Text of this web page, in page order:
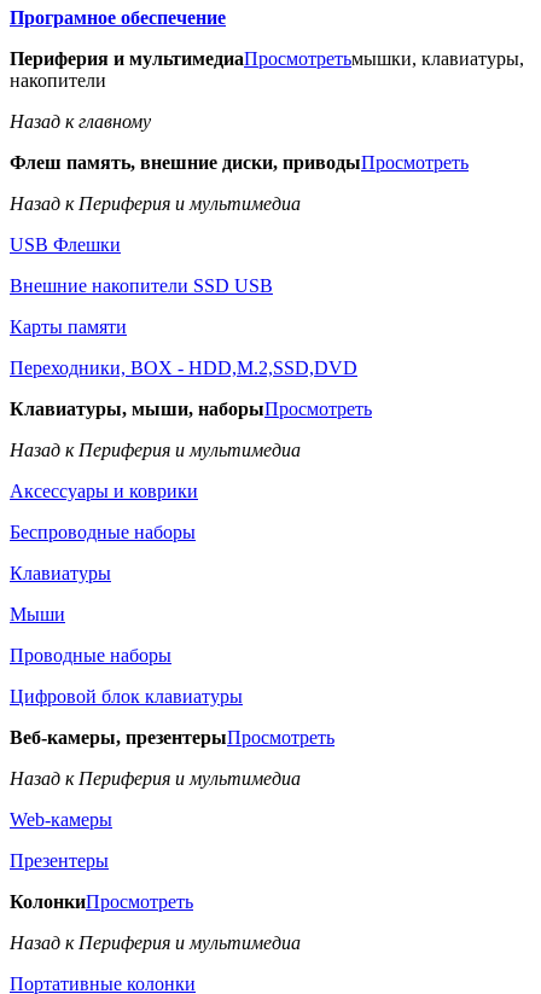
Програмное обеспечение
Периферия и мультимедиаПросмотретьмышки, клавиатуры,
накопители
Назад к главному
Флеш память, внешние диски, приводыПросмотреть
Назад к Периферия и мультимедиа
USB Флешки
Внешние накопители SSD USB
Карты памяти
Переходники, BOX - HDD,M.2,SSD,DVD
Клавиатуры, мыши, наборыПросмотреть
Назад к Периферия и мультимедиа
Аксессуары и коврики
Беспроводные наборы
Клавиатуры
Мыши
Проводные наборы
Цифровой блок клавиатуры
Веб-камеры, презентерыПросмотреть
Назад к Периферия и мультимедиа
Web-камеры
Презентеры
КолонкиПросмотреть
Назад к Периферия и мультимедиа
Портативные колонки